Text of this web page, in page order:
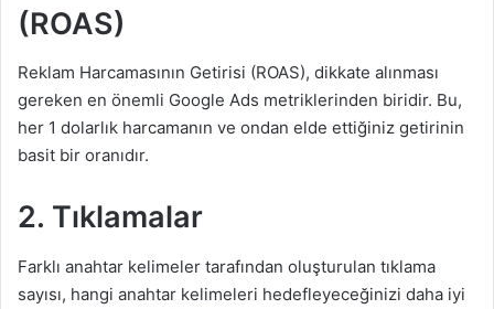
(ROAS)
Reklam Harcamasının Getirisi (ROAS), dikkate alınması
gereken en önemli Google Ads metriklerinden biridir. Bu,
her 1 dolarlık harcamanın ve ondan elde ettiğiniz getirinin
basit bir oranıdır.
2. Tıklamalar
Farklı anahtar kelimeler tarafından oluşturulan tıklama
sayısı, hangi anahtar kelimeleri hedefleyeceğinizi daha iyi